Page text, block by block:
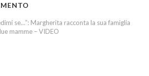
se…”: Margherita racconta la sua famiglia
mamme – VIDEO